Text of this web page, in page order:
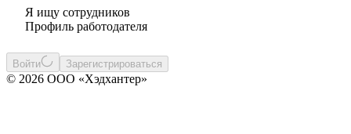
Я ищу сотрудников
Профиль работодателя
Войти Зарегистрироваться
© 2026 ООО «Хэдхантер»